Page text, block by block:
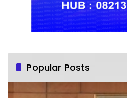
Popular Posts